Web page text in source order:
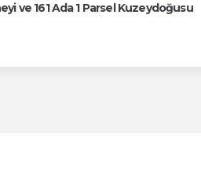
ve 161 Ada 1 Parsel Kuzeydoğusu